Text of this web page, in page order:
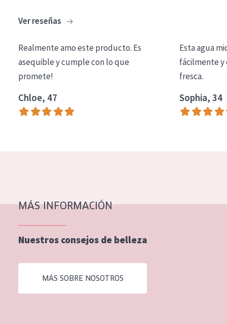
Ver reseñas
Realmente amo este producto. Es
asequible y cumple con lo que
promete!
Chloe, 47
Esta agua
fácilmente y
fresca.
Sophia, 34
MÁS INFORMACIÓN
Nuestros consejos de belleza
MÁS SOBRE NOSOTROS